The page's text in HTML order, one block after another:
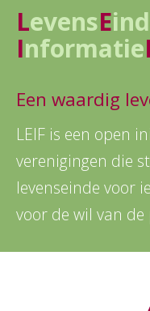
LevensE
Informatie
Een waardig
LEIF is een open
verenigingen die
levenseinde voor
voor de wil van